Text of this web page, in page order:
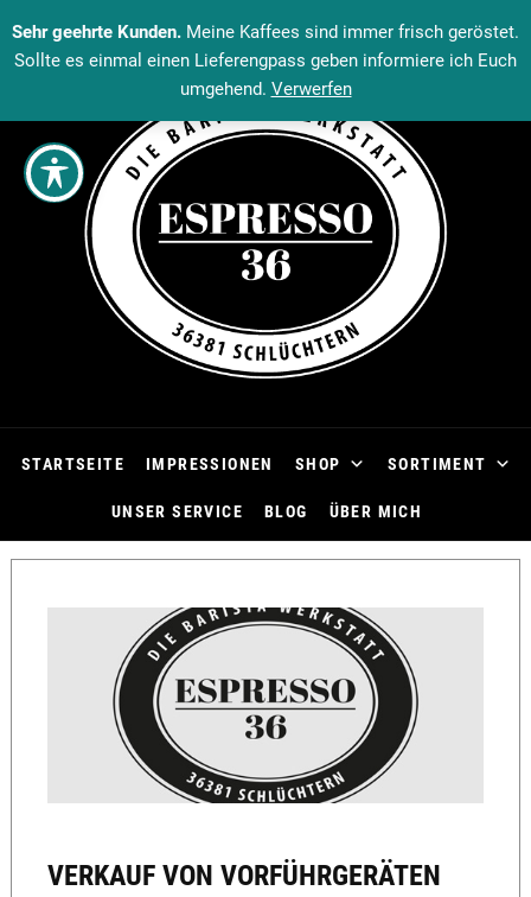
Sehr geehrte Kunden. Meine Kaffees sind immer frisch geröstet.
Sollte es einmal einen Lieferengpass geben informiere ich Euch
umgehend. Verwerfen
STARTSEITE IMPRESSIONEN SHOP SORTIMENT
UNSER SERVICE BLOG ÜBER MICH
VERKAUF VON VORFÜHRGERÄTEN